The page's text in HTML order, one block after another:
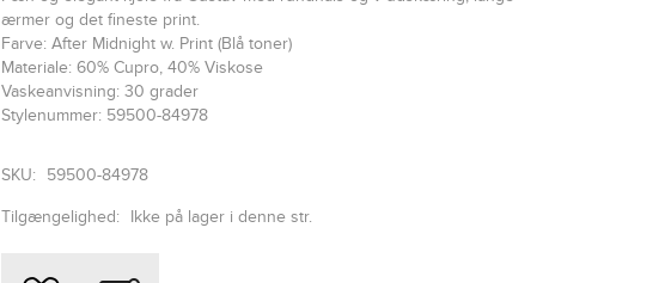
ærmer og det fineste print.
Farve: After Midnight w. Print (Blå toner)
Materiale: 60% Cupro, 40% Viskose
Vaskeanvisning: 30 grader
Stylenummer: 59500-84978
SKU: 59500-84978
Tilgængelighed: Ikke på lager i denne str.